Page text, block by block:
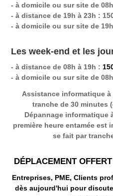
- à domicile ou sur site de
- à distance de 19h à 23h :
- à domicile ou sur site de
Les week-end et les
- à distance de 08h à 19h :
- à domicile ou sur site de
Assistance informatique
tranche de 30 minutes
Dépannage informatique
première heure entamée
se fait par
DÉPLACEMENT
Entreprises, PME, Clients
dès aujourd'hui pour